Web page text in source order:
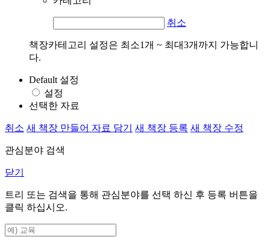
취소
책장카테고리 설정은 최소1개 ~ 최대3개까지 가능합니
다.
Default 설정
설정
선택한 자료
취소 새 책장 만들어 자료 담기 새 책장 등록 새 책장 수정
관심분야 검색
닫기
트리 또는 검색을 통해 관심분야를 선택 하신 후 등록 버튼을
클릭 하십시오.